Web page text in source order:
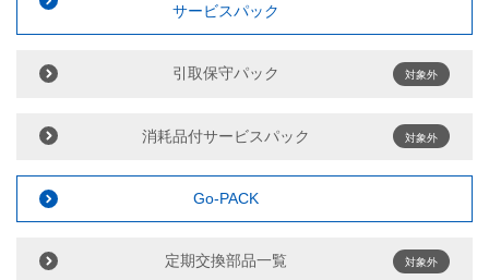
サービスパック
引取保守パック 対象外
消耗品付サービスパック 対象外
Go-PACK
定期交換部品一覧 対象外